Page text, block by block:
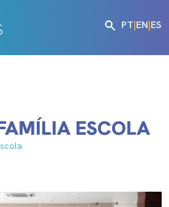
PT|EN|ES
ESCOLA